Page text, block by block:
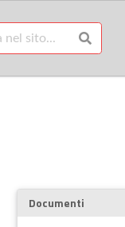
Documenti